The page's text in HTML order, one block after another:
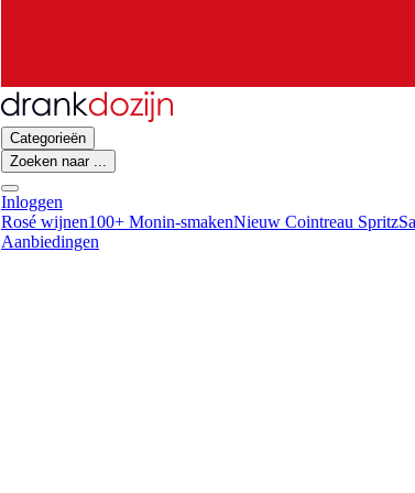
Categorieën
Zoeken naar ...
Inloggen
Rosé wijnen100+ Monin-smakenNieuw Cointreau Spritz
Aanbiedingen